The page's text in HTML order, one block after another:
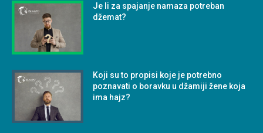
Je li za spajanje namaza potreban
džemat?
Koji su to propisi koje je potrebno
poznavati o boravku u džamiji žene koja
ima hajz?